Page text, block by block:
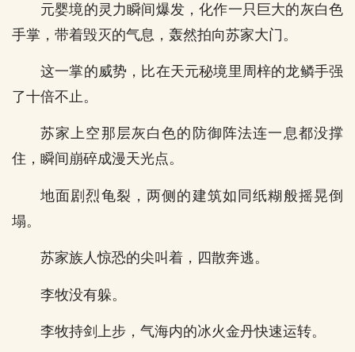
元婴境的灵力瞬间爆发，化作一只巨大的灰白色
手掌，带着毁灭的气息，轰然拍向苏家大门。
这一掌的威势，比在天元秘境里周梓的龙鳞手强
了十倍不止。
苏家上空那层灰白色的防御阵法连一息都没撑
住，瞬间崩碎成漫天光点。
地面剧烈龟裂，两侧的建筑如同纸糊般摇晃倒
塌。
苏家族人惊恐的尖叫着，四散奔逃。
李牧没有躲。
李牧持剑上步，气海内的冰火金丹快速运转。